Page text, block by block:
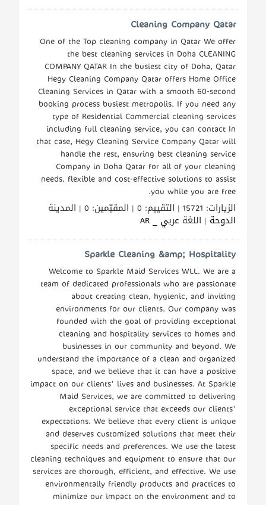
Cleaning Company Qatar
One of the Top cleaning company in Qatar We offer
the best cleaning services in Doha CLEANING
COMPANY QATAR In the busiest city of Doha, Qatar
Hegy Cleaning Company Qatar offers Home Office
Cleaning Services in Qatar with a smooth 60-second
booking process busiest metropolis. If you need any
type of Residential Commercial cleaning services
including full cleaning service, you can contact In
that case, Hegy Cleaning Service Company Qatar will
handle the rest, ensuring best cleaning service
Company in Doha Qatar for all of your cleaning
needs. flexible and cost-effective solutions to assist
you while you are free.
الزيارات: 15721 | التقييم: 0 | المقيّمين: 0 | المدينة
الدوحة | اللغة عربي _ AR
Sparkle Cleaning &amp; Hospitality
Welcome to Sparkle Maid Services WLL. We are a
team of dedicated professionals who are passionate
about creating clean, hygienic, and inviting
environments for our clients. Our company was
founded with the goal of providing exceptional
cleaning and hospitality services to homes and
businesses in our community and beyond. We
understand the importance of a clean and organized
space, and we believe that it can have a positive
impact on our clients' lives and businesses. At Sparkle
Maid Services, we are committed to delivering
exceptional service that exceeds our clients'
expectations. We believe that every client is unique
and deserves customized solutions that meet their
specific needs and preferences. We use the latest
cleaning techniques and equipment to ensure that our
services are thorough, efficient, and effective. We use
environmentally friendly products and practices to
minimize our impact on the environment and to